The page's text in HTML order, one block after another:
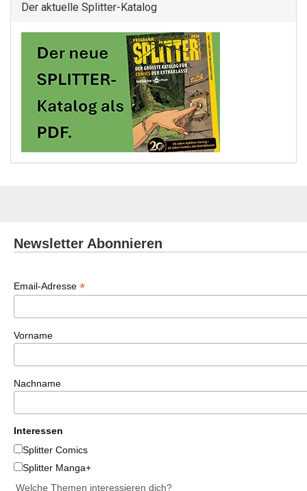
Der aktuelle Splitter-Katalog
Newsletter Abonnieren
Email-Adresse *
Vorname
Nachname
Interessen
Splitter Comics
Splitter Manga+
Welche Themen interessieren dich?